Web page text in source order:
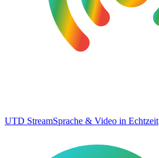
UTD StreamSprache & Video in Echtzeit